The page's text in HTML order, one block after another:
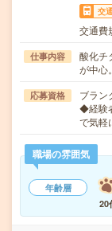
交
交通費
仕事内容
酸化チ
が中心
応募資格
ブラン
◆経験
で気軽
職場の雰囲気
年齢層
20